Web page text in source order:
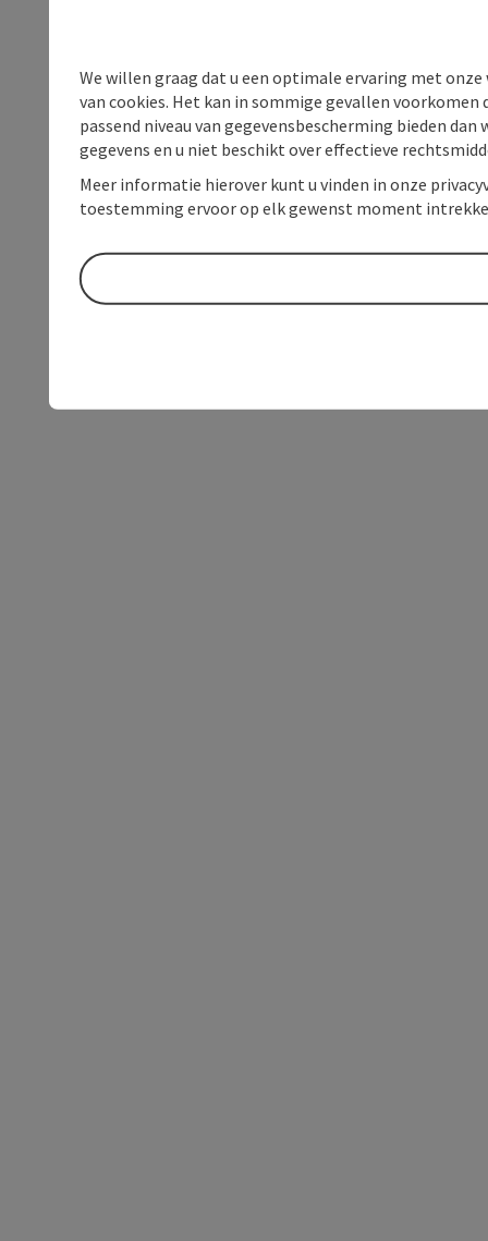
We willen graag dat u een optimale ervaring met
van cookies. Het kan in sommige gevallen voorkomen
passend niveau van gegevensbescherming bieden
gegevens en u niet beschikt over effectieve
Meer informatie hierover kunt u vinden in onze
toestemming ervoor op elk gewenst moment